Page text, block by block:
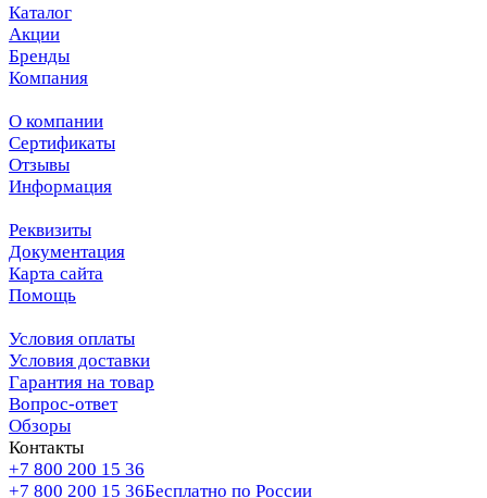
Каталог
Акции
Бренды
Компания
О компании
Сертификаты
Отзывы
Информация
Реквизиты
Документация
Карта сайта
Помощь
Условия оплаты
Условия доставки
Гарантия на товар
Вопрос-ответ
Обзоры
Контакты
+7 800 200 15 36
+7 800 200 15 36Бесплатно по России